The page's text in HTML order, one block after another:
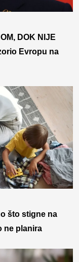
DOK NIJE
Evropu na
što stigne na
ne planira